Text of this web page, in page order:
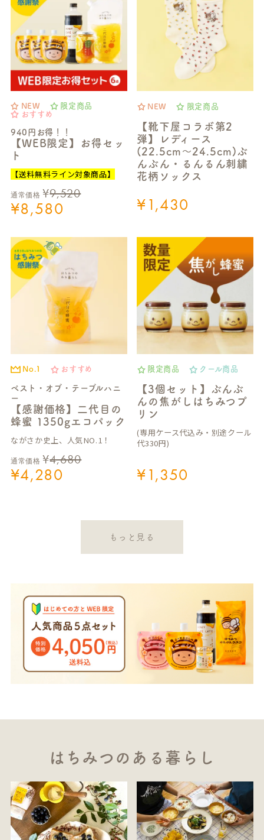
NEW
限定商品
おすすめ
940円お得！！
【WEB限定】お得セッ
ト
【送料無料ライン対象商品】
通常価格 ¥9,520
¥8,580
NEW 限定商品
【靴下屋コラボ第2
弾】レディース
(22.5cm～24.5cm)ぶ
んぶん・るんるん刺繍
花柄ソックス
¥1,430
No.1 おすすめ
ベスト・オブ・テーブルハニ
ー
【感謝価格】二代目の
蜂蜜 1350gエコパック
ながさか史上、人気NO.1！
通常価格 ¥4,680
¥4,280
限定商品 クール商品
【3個セット】ぶんぶ
んの焦がしはちみつプ
リン
(専用ケース代込み・別途クール
代330円)
¥1,350
もっと見る
はちみつのある暮らし